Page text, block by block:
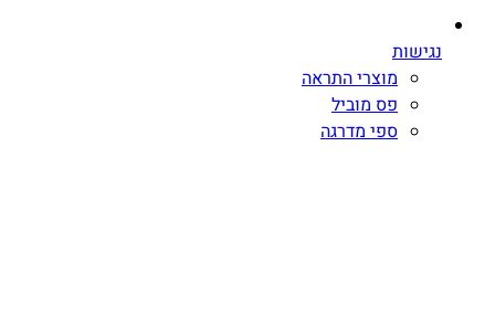
נגישות
מוצרי התראה
פס מוביל
ספי מדרגה